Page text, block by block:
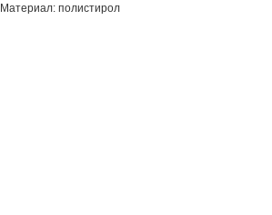
Материал: полистирол